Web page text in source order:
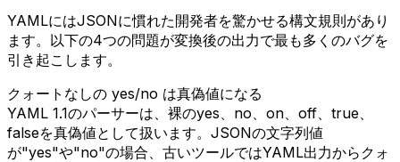
YAMLにはJSONに慣れた開発者を驚かせる構文規則があり
ます。以下の4つの問題が変換後の出力で最も多くのバグを
引き起こします。
クォートなしの yes/no は真偽値になる
YAML 1.1のパーサーは、裸のyes、no、on、off、true、
falseを真偽値として扱います。JSONの文字列値
が"yes"や"no"の場合、古いツールではYAML出力からクォ